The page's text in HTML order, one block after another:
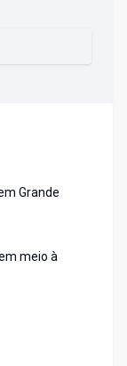
Grande
meio à